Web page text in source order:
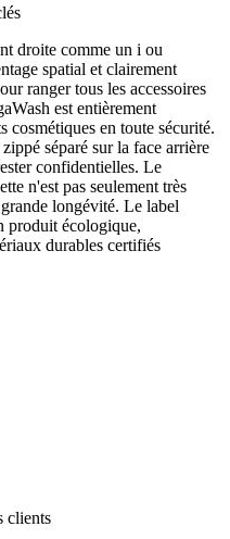
droite comme un i ou
spatial et clairement
ranger tous les accessoires
est entièrement
cosmétiques en toute sécurité.
séparé sur la face arrière
confidentielles. Le
n'est pas seulement très
longévité. Le label
produit écologique,
durables certifiés
clients